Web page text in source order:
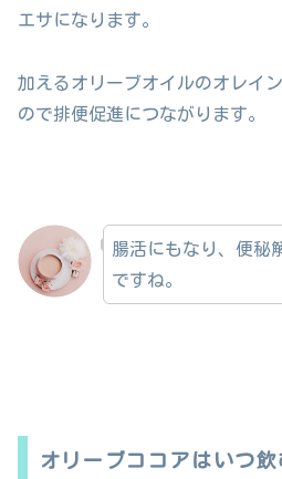
エサになります。
加えるオリーブオイルのオレイ
ので排便促進につながります。
腸活にもなり、便秘
ですね。
オリーブココアはいつ飲